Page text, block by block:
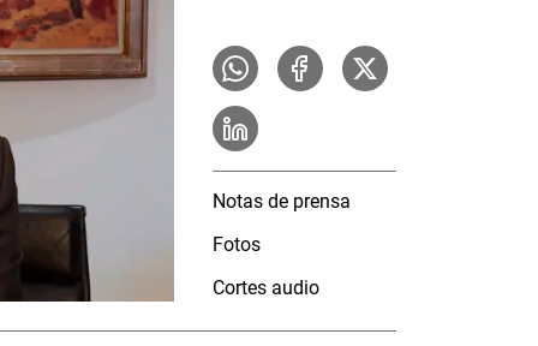
Notas de prensa
Fotos
Cortes audio